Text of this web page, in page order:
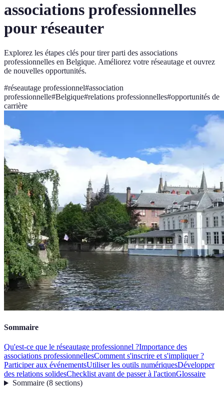
associations professionnelles
pour réseauter
Explorez les étapes clés pour tirer parti des associations
professionnelles en Belgique. Améliorez votre réseautage et ouvrez
de nouvelles opportunités.
#réseautage professionnel#association
professionnelle#Belgique#relations professionnelles#opportunités de
carrière
Sommaire
Qu'est-ce que le réseautage professionnel ?Importance des
associations professionnellesComment s'inscrire et s'impliquer ?
Participer aux événementsUtiliser les outils numériquesDévelopper
des relations solidesChecklist avant de passer à l'actionGlossaire
Sommaire(8 sections)